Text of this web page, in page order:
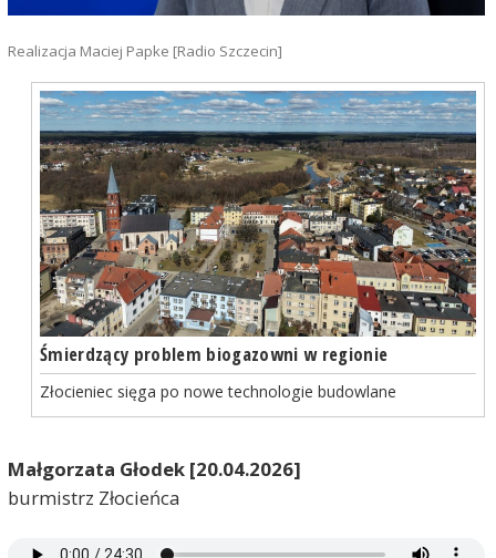
Realizacja Maciej Papke [Radio Szczecin]
Śmierdzący problem biogazowni w regionie
Złocieniec sięga po nowe technologie budowlane
Małgorzata Głodek [20.04.2026]
burmistrz Złocieńca